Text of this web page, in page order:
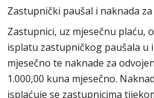
Zastupnički paušal i naknada
Zastupnici, uz mjesečnu plaću,
isplatu zastupničkog paušala u
mjesečno te naknade za
1.000,00 kuna mjesečno.
isplaćuje se zastupnicima